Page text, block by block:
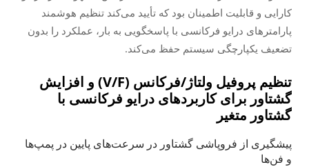
کارایی و قابلیت اطمینان بود که تأیید می‌کند تنظیم هوشمند
پارامترهای درایو فرکانسی با پاسخگویی به بار، عملکرد را بدون
تضعیف یکپارچگی سیستم حفظ می‌کند.
تنظیم پروفیل ولتاژ/فرکانس (V/F) و افزایش
گشتاور برای کاربردهای درایو فرکانسی با
گشتاور متغیر
پیشگیری از فروپاشی گشتاور در سرعت‌های پایین در پمپ‌ها
و فن‌ها